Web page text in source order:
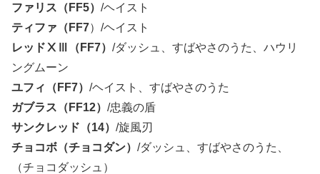
ファリス（FF5） /ヘイスト
ティファ（FF7）/ヘイスト
レッドⅩⅢ（FF7） /ダッシュ、すばやさのうた、ハウリ
ングムーン
ユフィ（FF7） /ヘイスト、すばやさのうた
ガブラス（FF12） /忠義の盾
サンクレッド（14） /旋風刃
チョコボ（チョコダン） /ダッシュ、すばやさのうた、
（チョコダッシュ）